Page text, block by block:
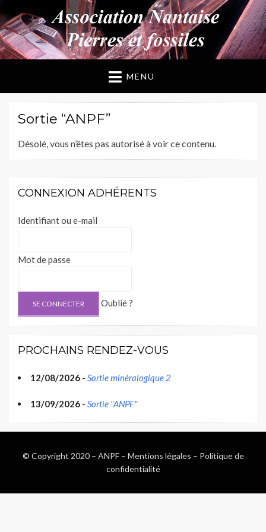
ANPF
Association Nantaise Pierres et Fossiles
MENU
Sortie “ANPF”
Désolé, vous n’êtes pas autorisé à voir ce contenu.
CONNEXION ADHÉRENTS
Identifiant ou e-mail
Mot de passe
Oublié ?
PROCHAINS RENDEZ-VOUS
12/08/2026 - Sortie minéralogique 2
13/09/2026 - Sortie "ANPF"
© Copyright 2020 – ANPF– Mentions légales – Politique de
confidentialité